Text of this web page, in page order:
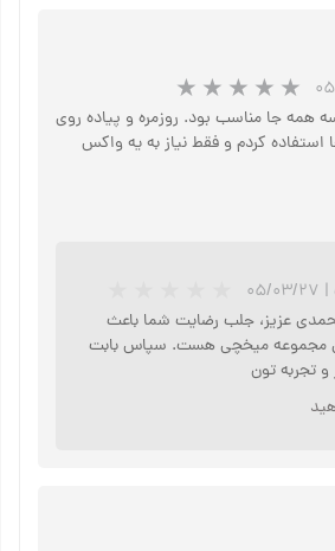
همه جا مناسب بود. روزمره و پیاده روی
کردم و فقط نیاز به یه واکس
| ۰۵/۰۳/۲۷
عزیز، جلب رضایت شما باعث
مجموعه میخچی هست. سپاس بابت
تجربه تون